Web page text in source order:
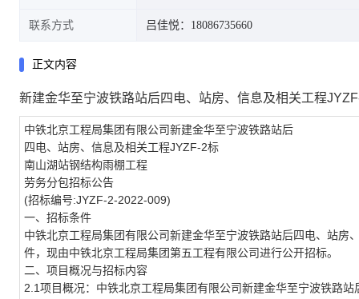
联系方式 吕佳悦：18086735660
正文内容
新建金华至宁波铁路站后四电、站房、信息及相关工程
中铁北京工程局集团有限公司新建金华至宁波铁路站后
四电、站房、信息及相关工程JYZF-2标
南山湖站钢结构雨棚工程
劳务分包招标公告
(招标编号:JYZF-2-2022-009)
一、招标条件
中铁北京工程局集团有限公司新建金华至宁波铁路站后四电、站房
件，现由中铁北京工程局集团第五工程有限公司进行公开招标。
二、项目概况与招标内容
2.1项目概况：中铁北京工程局集团有限公司新建金华至宁波铁路